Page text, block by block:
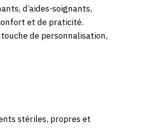
d’aides-soignants,
et de praticité.
de personnalisation,
stériles, propres et